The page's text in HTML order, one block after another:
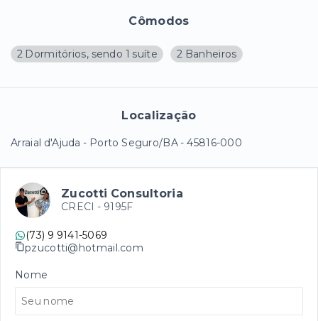
Cômodos
2 Dormitórios, sendo 1 suíte 2 Banheiros
Localização
Arraial d'Ajuda - Porto Seguro/BA- 45816-000
Zucotti Consultoria
CRECI - 9195F
(73) 9 9141-5069
pzucotti@hotmail.com
Nome